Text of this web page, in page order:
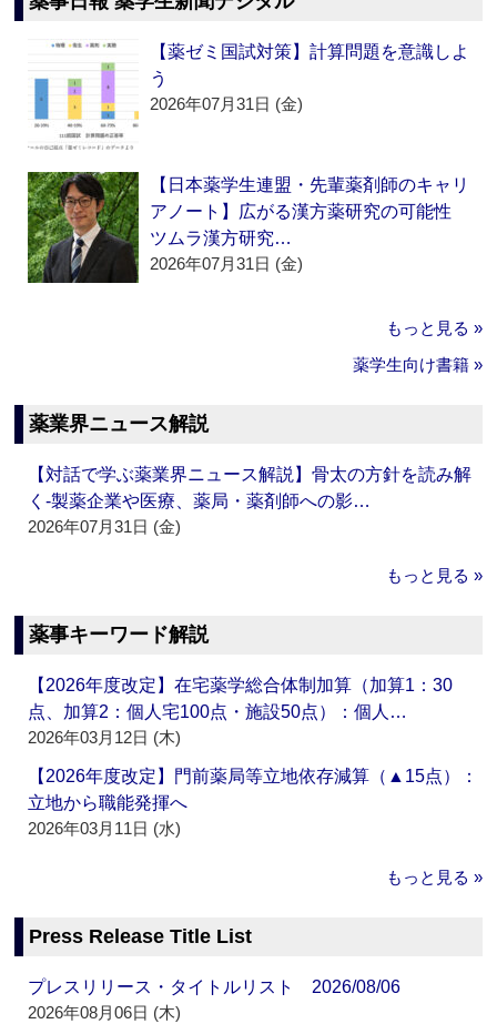
【薬ゼミ国試対策】計算問題を意識しよ
う
2026年07月31日 (金)
【日本薬学生連盟・先輩薬剤師のキャリ
アノート】広がる漢方薬研究の可能性
ツムラ漢方研究…
2026年07月31日 (金)
もっと見る »
薬学生向け書籍 »
薬業界ニュース解説
【対話で学ぶ薬業界ニュース解説】骨太の方針を読み解
く‐製薬企業や医療、薬局・薬剤師への影…
2026年07月31日 (金)
もっと見る »
薬事キーワード解説
【2026年度改定】在宅薬学総合体制加算（加算1：30
点、加算2：個人宅100点・施設50点）：個人…
2026年03月12日 (木)
【2026年度改定】門前薬局等立地依存減算（▲15点）：
立地から職能発揮へ
2026年03月11日 (水)
もっと見る »
Press Release Title List
プレスリリース・タイトルリスト 2026/08/06
2026年08月06日 (木)